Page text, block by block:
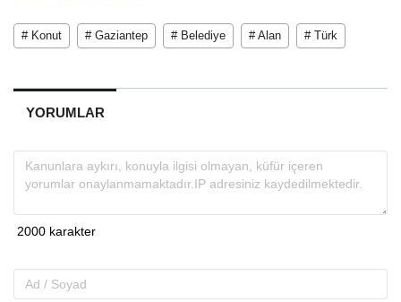
# Konut # Gaziantep # Belediye # Alan # Türk
YORUMLAR